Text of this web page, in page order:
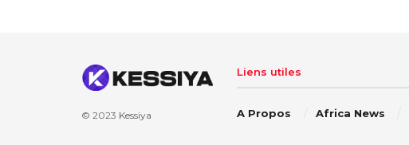
© 2023 Kessiya
Liens utiles
A Propos Africa News